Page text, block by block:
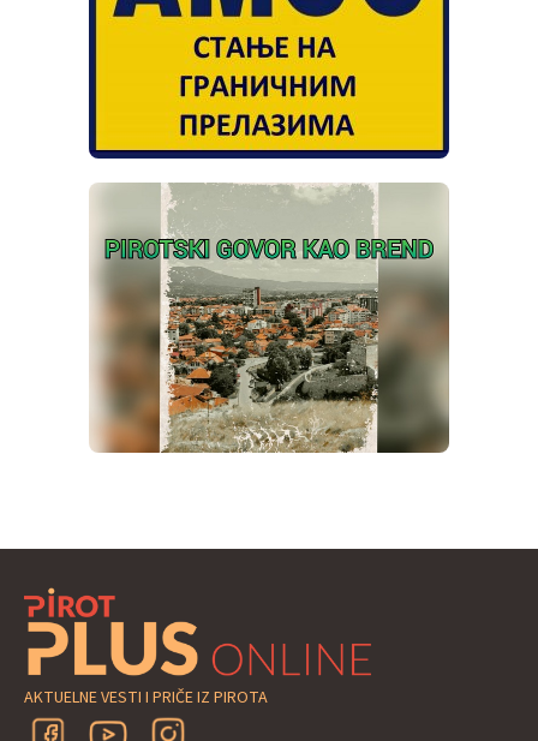
AKTUELNE VESTI I PRIČE IZ PIROTA